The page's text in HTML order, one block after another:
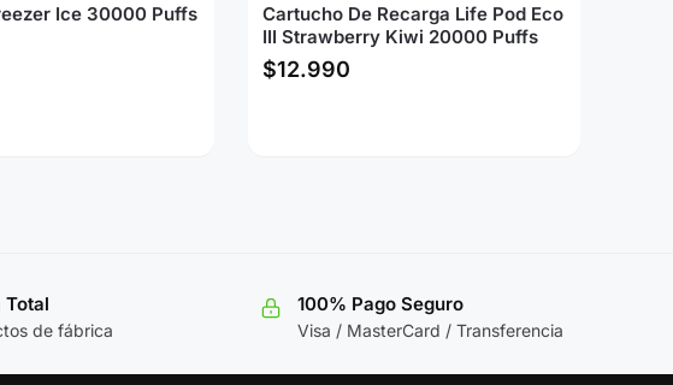
Ice 30000 Puffs
Cartucho De Recarga Life Pod Eco
III Strawberry Kiwi 20000 Puffs
$12.990
Total
de fábrica
100% Pago Seguro
Visa / MasterCard / Transferencia